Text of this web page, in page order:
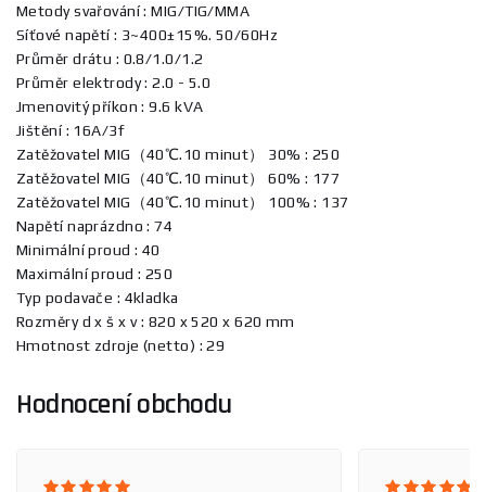
Metody svařování : MIG/TIG/MMA
Síťové napětí : 3~400±15%. 50/60Hz
Průměr drátu : 0.8/1.0/1.2
Průměr elektrody : 2.0 - 5.0
Jmenovitý příkon : 9.6 kVA
Jištění : 16A/3f
Zatěžovatel MIG（40℃.10 minut） 30% : 250
Zatěžovatel MIG（40℃.10 minut） 60% : 177
Zatěžovatel MIG（40℃.10 minut） 100% : 137
Napětí naprázdno : 74
Minimální proud : 40
Maximální proud : 250
Typ podavače : 4kladka
Rozměry d x š x v : 820 x 520 x 620 mm
Hmotnost zdroje (netto) : 29
Hodnocení obchodu